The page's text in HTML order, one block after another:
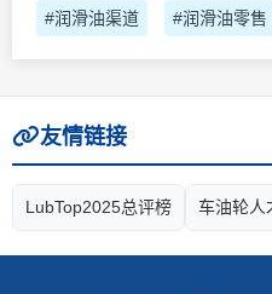
#润滑油渠道 #润滑油零售
友情链接
LubTop2025总评榜 车油轮人